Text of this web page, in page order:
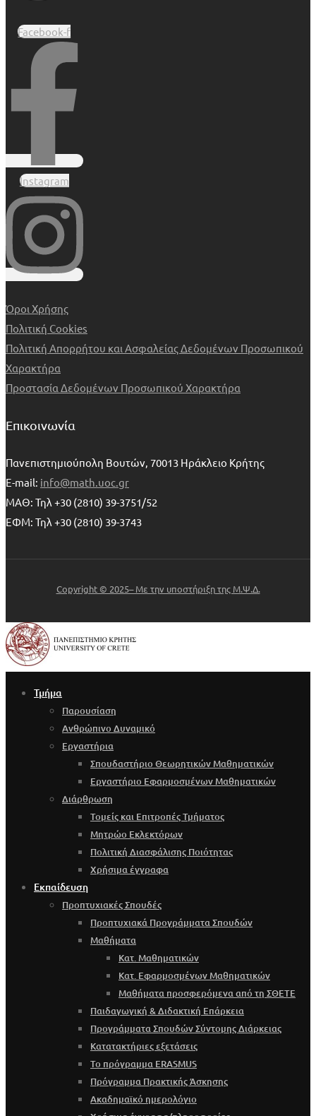
Facebook-f
Instagram
Όροι Χρήσης
Πολιτική Cookies
Πολιτική Απορρήτου και Ασφαλείας Δεδομένων Προσωπικού
Χαρακτήρα
Προστασία Δεδομένων Προσωπικού Χαρακτήρα
Επικοινωνία
Πανεπιστημιούπολη Βουτών, 70013 Ηράκλειο Κρήτης
E-mail: info@math.uoc.gr
ΜΑΘ: Τηλ +30 (2810) 39-3751/52
ΕΦΜ: Τηλ +30 (2810) 39-3743
Copyright © 2025– Με την υποστήριξη της Μ.Ψ.Δ.
Τμήμα
Παρουσίαση
Ανθρώπινο Δυναμικό
Εργαστήρια
Σπουδαστήριο Θεωρητικών Μαθηματικών
Εργαστήριο Εφαρμοσμένων Μαθηματικών
Διάρθρωση
Τομείς και Επιτροπές Τμήματος
Μητρώο Εκλεκτόρων
Πολιτική Διασφάλισης Ποιότητας
Χρήσιμα έγγραφα
Εκπαίδευση
Προπτυχιακές Σπουδές
Προπτυχιακά Προγράμματα Σπουδών
Μαθήματα
Κατ. Μαθηματικών
Κατ. Εφαρμοσμένων Μαθηματικών
Μαθήματα προσφερόμενα από τη ΣΘΕΤΕ
Παιδαγωγική & Διδακτική Επάρκεια
Προγράμματα Σπουδών Σύντομης Διάρκειας
Κατατακτήριες εξετάσεις
Το πρόγραμμα ERASMUS
Πρόγραμμα Πρακτικής Άσκησης
Ακαδημαϊκό ημερολόγιο